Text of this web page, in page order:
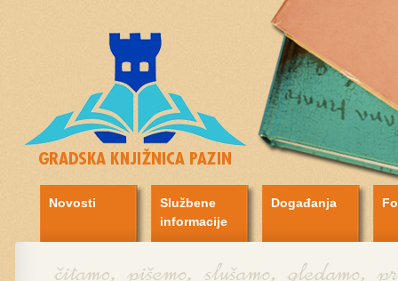
Novosti
Službene
informacije
Događanja